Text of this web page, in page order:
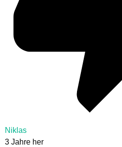
Niklas
3 Jahre her